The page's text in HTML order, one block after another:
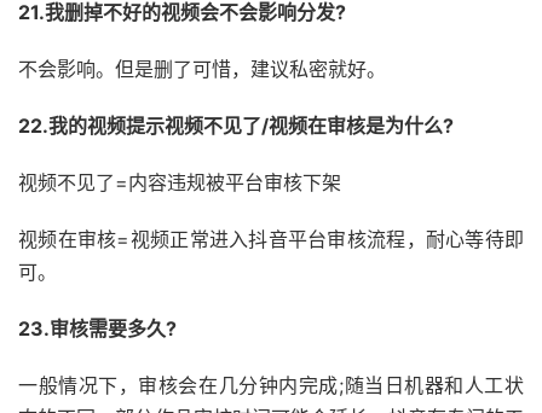
21.我删掉不好的视频会不会影响分发?
不会影响。但是删了可惜，建议私密就好。
22.我的视频提示视频不见了/视频在审核是为什么?
视频不见了=内容违规被平台审核下架
视频在审核=视频正常进入抖音平台审核流程，耐心等待即
可。
23.审核需要多久?
一般情况下，审核会在几分钟内完成;随当日机器和人工状